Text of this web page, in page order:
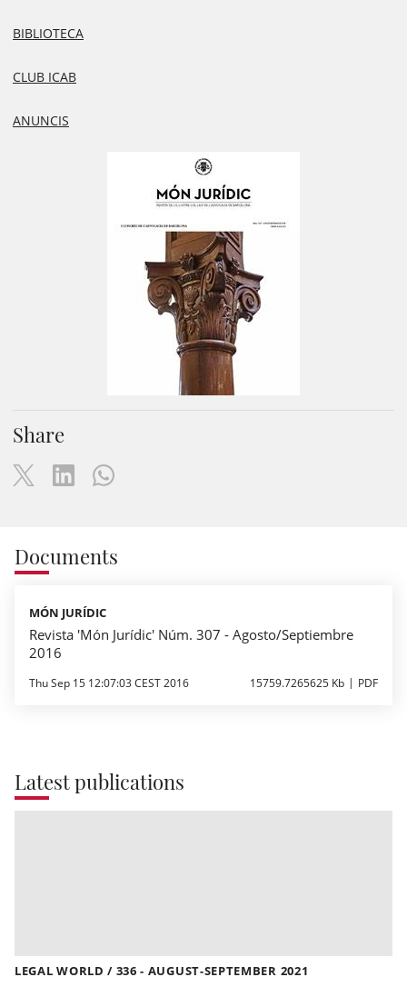
BIBLIOTECA
CLUB ICAB
ANUNCIS
Share
Documents
MÓN JURÍDIC
Revista 'Món Jurídic' Núm. 307 - Agosto/Septiembre
2016
Thu Sep 15 12:07:03 CEST 2016 15759.7265625 Kb PDF
Latest publications
LEGAL WORLD / 336 - AUGUST-SEPTEMBER 2021